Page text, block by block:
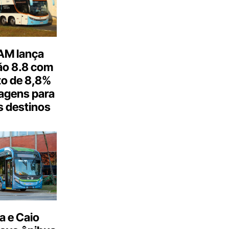
lança
8.8 com
de 8,8%
para
destinos
e Caio